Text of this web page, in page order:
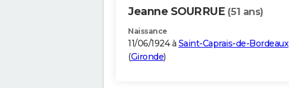
Jeanne SOURRUE (51 ans)
Naissance
11/06/1924 à Saint-Caprais-de-Bordeaux
(Gironde)